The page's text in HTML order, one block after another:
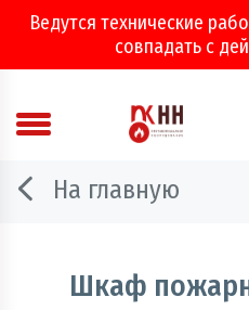
Ведутся технические
совпадать с
Аварийно -
Двери, ворота и люки
На главную
Шкаф